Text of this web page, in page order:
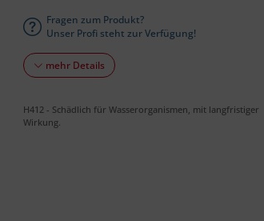
Fragen zum Produkt?
Unser Profi steht zur Verfügung!
mehr Details
H412 - Schädlich für Wasserorganismen, mit langfristiger
Wirkung.